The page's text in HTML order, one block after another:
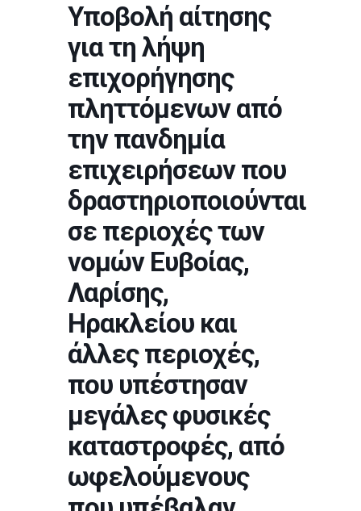
Υποβολή αίτησης
για τη λήψη
επιχορήγησης
πληττόμενων από
την πανδημία
επιχειρήσεων που
δραστηριοποιούνται
σε περιοχές των
νομών Ευβοίας,
Λαρίσης,
Ηρακλείου και
άλλες περιοχές,
που υπέστησαν
μεγάλες φυσικές
καταστροφές, από
ωφελούμενους